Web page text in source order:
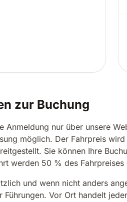
zur Buchung
Anmeldung nur über unsere
möglich. Der Fahrpreis
Sie können Ihre
werden 50 % des
und wenn nicht anders
Vor Ort handelt